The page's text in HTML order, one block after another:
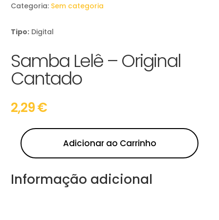
Categoria: Sem categoria
Tipo: Digital
Samba Lelê – Original
Cantado
2,29€
Adicionar ao Carrinho
Informação adicional